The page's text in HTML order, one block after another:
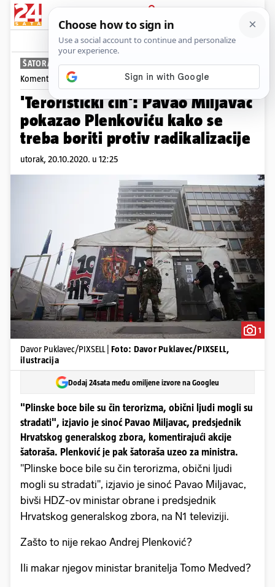
PRIJAVA
News Komentari
ŠATORAŠI I PLINSKE BOCE
Komentira Tomislav Klauški
'Teroristički čin': Pavao Miljavac
pokazao Plenkoviću kako se
treba boriti protiv radikalizacije
utorak, 20.10.2020. u 12:25
1
Davor Puklavec/PIXSELL | Foto: Davor Puklavec/PIXSELL,
ilustracija
Dodaj 24sata među omiljene izvore na Googleu
"Plinske boce bile su čin terorizma, obični ljudi mogli su
stradati", izjavio je sinoć Pavao Miljavac, predsjednik
Hrvatskog generalskog zbora, komentirajući akcije
šatoraša. Plenković je pak šatoraša uzeo za ministra.
"Plinske boce bile su čin terorizma, obični ljudi
mogli su stradati", izjavio je sinoć Pavao Miljavac,
bivši HDZ-ov ministar obrane i predsjednik
Hrvatskog generalskog zbora, na N1 televiziji.
Zašto to nije rekao Andrej Plenković?
Ili makar njegov ministar branitelja Tomo Medved?